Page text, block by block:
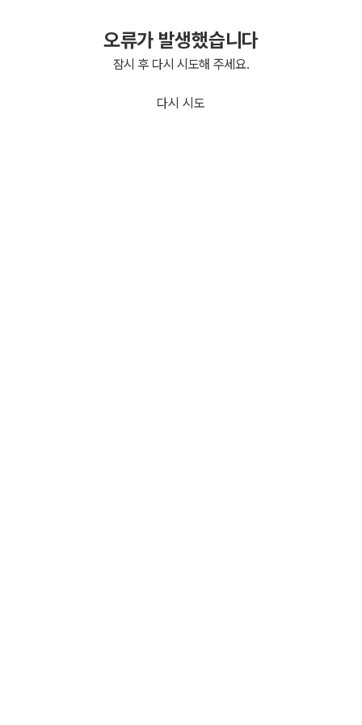
오류가 발생했습니다
잠시 후 다시 시도해 주세요.
다시 시도